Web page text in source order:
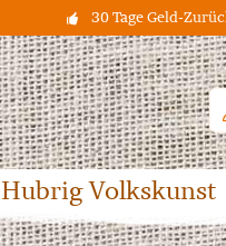
30 Tage Geld-
Hubrig Volkskunst